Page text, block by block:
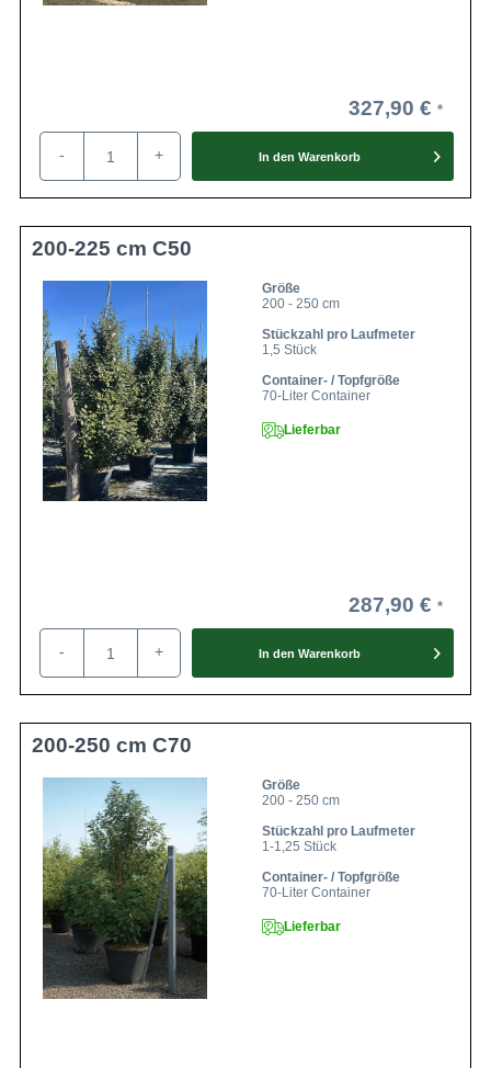
327,90 €
- + In den Warenkorb
200-225 cm C50
Größe
200 - 250 cm
Stückzahl pro Laufmeter
1,5 Stück
Container- / Topfgröße
70-Liter Container
Lieferbar
287,90 €
- + In den Warenkorb
200-250 cm C70
Größe
200 - 250 cm
Stückzahl pro Laufmeter
1-1,25 Stück
Container- / Topfgröße
70-Liter Container
Lieferbar